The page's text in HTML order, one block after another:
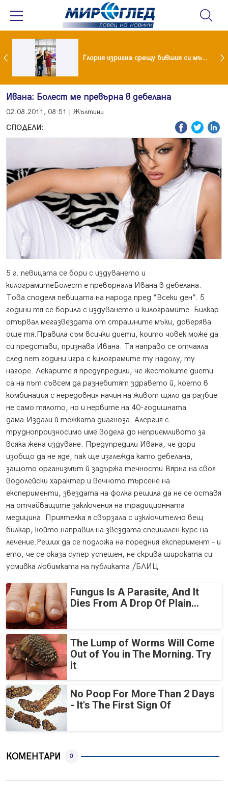
Мария и майка си построиха къща от 8000 стъклени бутилки Глория изригна срещу бившия си мъж: Беше със 120-килограмова жена! Искаше бърза печалба...
Ивана: Болест ме превърна в дебелана
02.08.2011, 08:51 | Жълтини
СПОДЕЛИ:
5 г. певицата се бори с издуването и
килограмитеБолест е превърнала Ивана в дебелана.
Това споделя певицата на народа пред “Всеки ден”. 5
години тя се борила с издуването и килограмите. Билкар
отървал мегазвездата от страшните мъки, доверява
още тя.Правила съм всички диети, които човек може да
си представи, признава Ивана. Тя направо се отчаяла
след пет години игра с килограмите ту надолу, ту
нагоре. Лекарите я предупредили, че жестоките диети
са на път съвсем да разнебитят здравето й, което в
комбинация с нередовния начин на живот щяло да разбие
не само тялото, но и нервите на 40-годишната
дама.Издали й тежката диагноза. Алергия с
труднопроизносимо име водела до неприемливото за
всяка жена издуване. Предупредили Ивана, че дори
изобщо да не яде, пак ще изглежда като дебелана,
защото организмът й задържа течности.Вярна на своя
водолейски характер и вечното търсене на
експерименти, звездата на фолка решила да не се оставя
на отчайващите заключения на традиционната
медицина. Приятелка я свързала с изключително вещ
билкар, който направил на звездата специален курс на
лечение.Реших да се подложа на поредния експеримент – и
ето, че се оказа супер успешен, не скрива широката си
усмивка любимката на публиката./БЛИЦ
Fungus Is A Parasite, And It
Dies From A Drop Of Plain...
The Lump of Worms Will Come
Out of You in The Morning. Try
it
No Poop For More Than 2 Days
- It's The First Sign Of
КОМЕНТАРИ 0